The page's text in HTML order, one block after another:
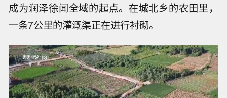
成为润泽徐闻全域的起点。在城北乡的农田里，
一条7公里的灌溉渠正在进行衬砌。